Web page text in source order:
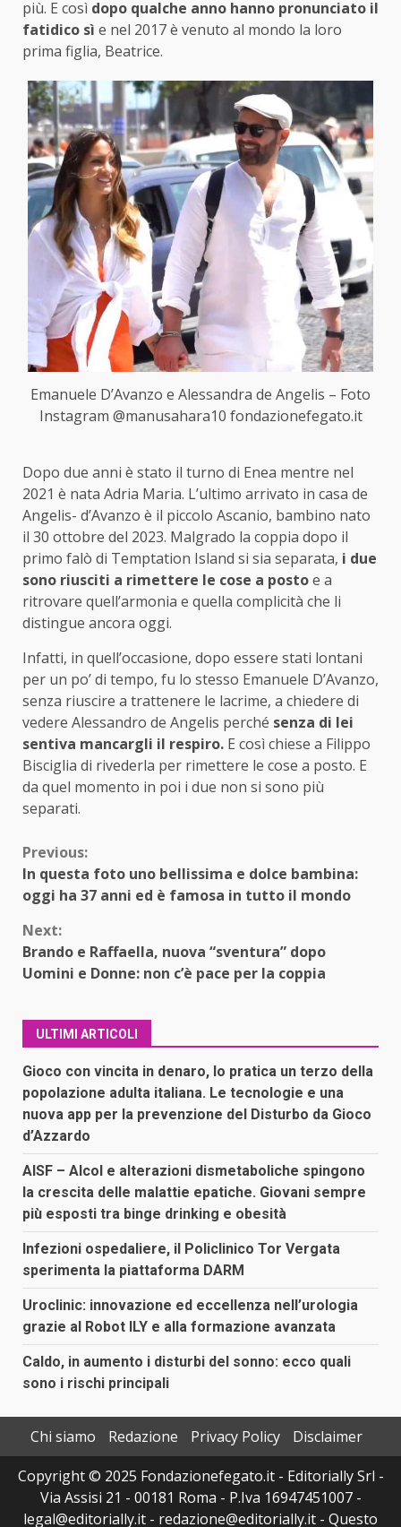
più. E così dopo qualche anno hanno pronunciato il
fatidico sì e nel 2017 è venuto al mondo la loro
prima figlia, Beatrice.
Emanuele D’Avanzo e Alessandra de Angelis – Foto
Instagram @manusahara10 fondazionefegato.it
Dopo due anni è stato il turno di Enea mentre nel
2021 è nata Adria Maria. L’ultimo arrivato in casa de
Angelis- d’Avanzo è il piccolo Ascanio, bambino nato
il 30 ottobre del 2023. Malgrado la coppia dopo il
primo falò di Temptation Island si sia separata, i due
sono riusciti a rimettere le cose a postoe a
ritrovare quell’armonia e quella complicità che li
distingue ancora oggi.
Infatti, in quell’occasione, dopo essere stati lontani
per un po’ di tempo, fu lo stesso Emanuele D’Avanzo,
senza riuscire a trattenere le lacrime, a chiedere di
vedere Alessandro de Angelis perché senza di lei
sentiva mancargli il respiro. E così chiese a Filippo
Bisciglia di rivederla per rimettere le cose a posto. E
da quel momento in poi i due non si sono più
separati.
Continue
Reading
Previous:
In questa foto uno bellissima e dolce bambina:
oggi ha 37 anni ed è famosa in tutto il mondo
Next:
Brando e Raffaella, nuova “sventura” dopo
Uomini e Donne: non c’è pace per la coppia
ULTIMI ARTICOLI
Gioco con vincita in denaro, lo pratica un terzo della
popolazione adulta italiana. Le tecnologie e una
nuova app per la prevenzione del Disturbo da Gioco
d’Azzardo
AISF – Alcol e alterazioni dismetaboliche spingono
la crescita delle malattie epatiche. Giovani sempre
più esposti tra binge drinking e obesità
Infezioni ospedaliere, il Policlinico Tor Vergata
sperimenta la piattaforma DARM
Uroclinic: innovazione ed eccellenza nell’urologia
grazie al Robot ILY e alla formazione avanzata
Caldo, in aumento i disturbi del sonno: ecco quali
sono i rischi principali
Chi siamo Redazione Privacy Policy
Disclaimer
Copyright © 2025 Fondazionefegato.it - Editorially Srl -
Via Assisi 21 - 00181 Roma - P.Iva 16947451007 -
legal@editorially.it - redazione@editorially.it - Questo